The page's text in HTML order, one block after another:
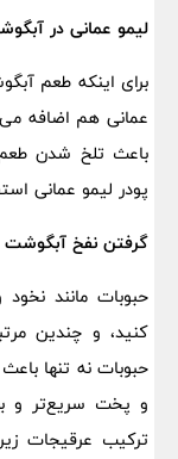
لیمو عمانی در
برای اینکه طعم
عمانی هم اضافه می
باعث تلخ شدن
پودر لیمو عمانی
گرفتن نفخ آبگوشت
حبوبات مانند
کنید، و چندین
حبوبات نه تنها
و پخت سریع‌تر و
ترکیب عرقیجات